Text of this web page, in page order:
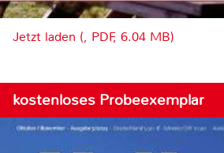
Jetzt laden (, PDF, 6.04 MB)
kostenloses Probeexemplar